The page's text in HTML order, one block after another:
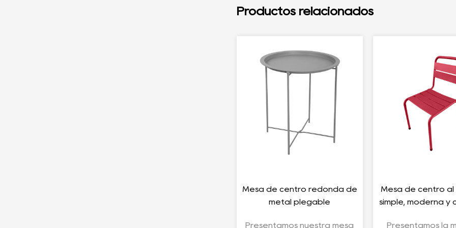
Productos relacionados
Mesa de exterior de
escritorio plegable
Presentamos la mesa
Mesa
noble